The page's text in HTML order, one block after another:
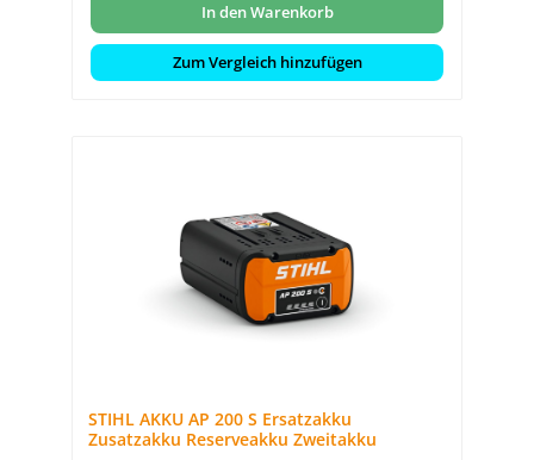
In den Warenkorb
Zum Vergleich hinzufügen
STIHL AKKU AP 200 S Ersatzakku
Zusatzakku Reserveakku Zweitakku